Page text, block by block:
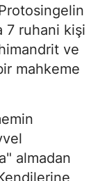
7 ruhani kişi
ve
mahkeme
almadan